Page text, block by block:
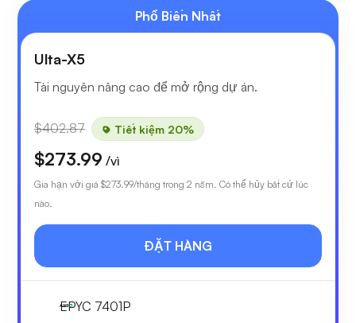
Phổ Biến Nhất
Ulta-X5
Tài nguyên nâng cao để mở rộng dự án.
$402.87 Tiết kiệm 20%
$273.99 /vì
Gia hạn với giá $273.99/tháng trong 2 năm. Có thể hủy bất cứ lúc
nào.
ĐẶT HÀNG
EPYC 7401P